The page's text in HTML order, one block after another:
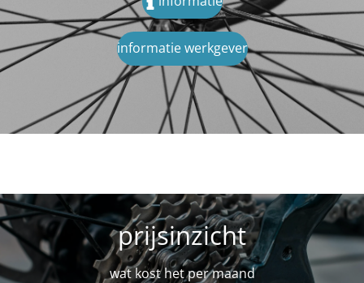
informatie werkgever
prijsinzicht
wat kost het per maand